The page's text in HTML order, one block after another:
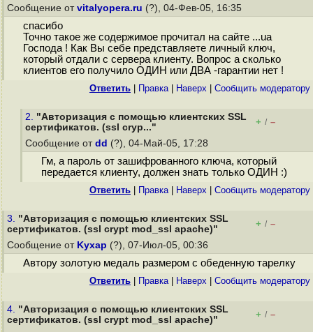
Сообщение от vitalyopera.ru (?), 04-Фев-05, 16:35
спасибо
Точно такое же содержимое прочитал на сайте ...ua
Господа ! Как Вы себе представляете личный ключ,
который отдали с сервера клиенту. Вопрос а сколько
клиентов его получило ОДИН или ДВА -гарантии нет !
Ответить Правка| Наверх Cообщить модератору
2. "Авторизация с помощью клиентских SSL
сертификатов. (ssl cryp..."
+ / –
Сообщение от dd (?), 04-Май-05, 17:28
Гм, а пароль от зашифрованного ключа, который
передается клиенту, должен знать только ОДИН :)
Ответить Правка| Наверх Cообщить модератору
3. "Авторизация с помощью клиентских SSL
сертификатов. (ssl crypt mod_ssl apache)"
+ / –
Сообщение от Kyxap (?), 07-Июл-05, 00:36
Автору золотую медаль размером с обеденную тарелку
Ответить Правка| Наверх Cообщить модератору
4. "Авторизация с помощью клиентских SSL
сертификатов. (ssl crypt mod_ssl apache)"
+ / –